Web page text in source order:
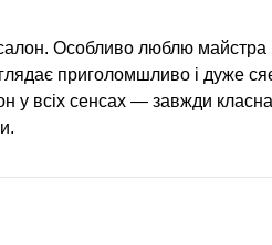
Особливо люблю майстра
приголомшливо і дуже
у всіх сенсах — завжди